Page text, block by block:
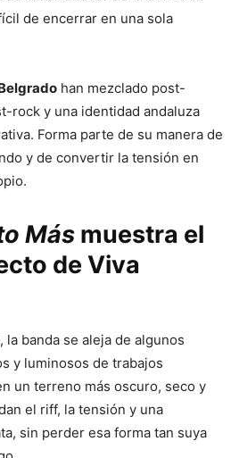
de encerrar en una sola
han mezclado post-
rock y una identidad andaluza
Forma parte de su manera de
y de convertir la tensión en
Más muestra el
de Viva
, la banda se aleja de algunos
y luminosos de trabajos
un terreno más oscuro, seco y
el riff, la tensión y una
sin perder esa forma tan suya